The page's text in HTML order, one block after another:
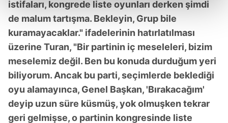
kalemimiz olduğunu sizlere hatırlatmak isteriz.
Her halükârda, kullanıcılar, bu çerezlere izin vermedikleri
takdirde, kullanıcılara hedefli reklamlar
gösterilmeyecektir."
Sizlere daha iyi bir hizmet sunabilmek için İnternet
Sitemizde kendimize ve üçüncü kişilere ait çerezler
kullanılmaktadır. Bu çerezler vasıtasıyla çeşitli kişisel
verileriniz işlenmekte olup gerekli olan çerezler bilgi
istifaları, kongrede liste oyunları derken şimdi
de malum tartışma. Bekleyin, Grup bile
kuramayacaklar." ifadelerinin hatırlatılması
üzerine Turan, "Bir partinin iç meseleleri, bizim
meselemiz değil. Ben bu konuda durduğum yeri
biliyorum. Ancak bu parti, seçimlerde beklediği
oyu alamayınca, Genel Başkan, 'Bırakacağım'
deyip uzun süre küsmüş, yok olmuşken tekrar
geri gelmişse, o partinin kongresinde liste